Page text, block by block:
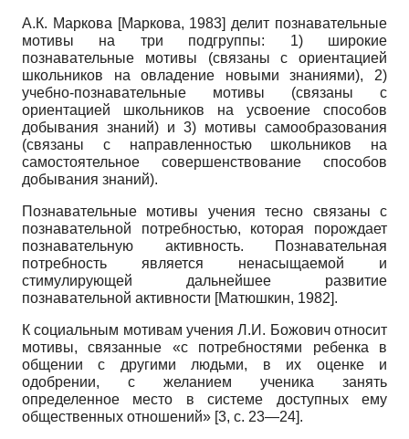
А.К. Маркова [Маркова, 1983] делит познавательные
мотивы на три подгруппы: 1) широкие
познавательные мотивы (связаны с ориентацией
школьников на овладение новыми знаниями), 2)
учебно-познавательные мотивы (связаны с
ориентацией школьников на усвоение способов
добывания знаний) и 3) мотивы самообразования
(связаны с направленностью школьников на
самостоятельное совершенствование способов
добывания знаний).
Познавательные мотивы учения тесно связаны с
познавательной потребностью, которая порождает
познавательную активность. Познавательная
потребность является ненасыщаемой и
стимулирующей дальнейшее развитие
познавательной активности [Матюшкин, 1982].
К социальным мотивам учения Л.И. Божович относит
мотивы, связанные «с потребностями ребенка в
общении с другими людьми, в их оценке и
одобрении, с желанием ученика занять
определенное место в системе доступных ему
общественных отношений» [3, с. 23—24].